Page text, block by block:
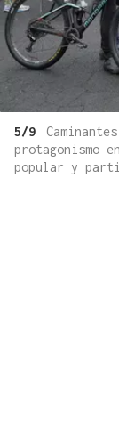
5/9
protagonismo
popular y